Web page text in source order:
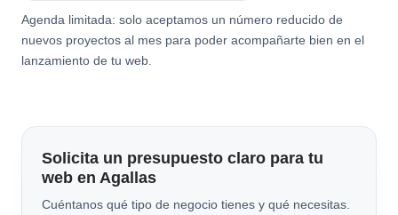
Agenda limitada: solo aceptamos un número reducido de
nuevos proyectos al mes para poder acompañarte bien en el
lanzamiento de tu web.
Solicita un presupuesto claro para tu
web en Agallas
Cuéntanos qué tipo de negocio tienes y qué necesitas.